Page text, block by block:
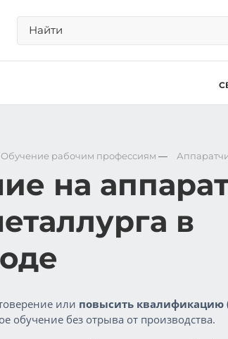
Обучение рабочим профессиям —
на
в
или повысить квалификацию
обучение без отрыва от производства.